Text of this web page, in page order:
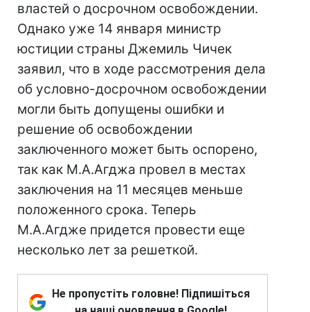
властей о досрочном освобождении.
Однако уже 14 января министр
юстиции страны Джемиль Чичек
заявил, что в ходе рассмотрения дела
об условно-досрочном освобождении
могли быть допущены ошибки и
решение об освобождении
заключенного может быть оспорено,
так как М.А.Агджа провел в местах
заключения на 11 месяцев меньше
положенного срока. Теперь
М.А.Агдже придется провести еще
несколько лет за решеткой.
Не пропустіть головне! Підпишіться